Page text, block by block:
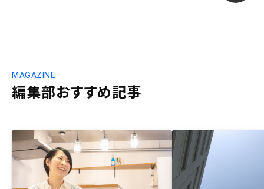
編集部おすすめ記事
MAGAZINE